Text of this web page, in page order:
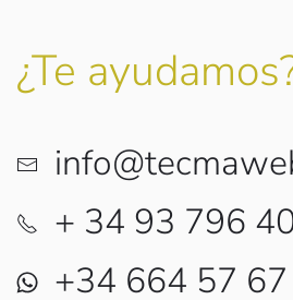
¿Te
+ 34 93 796
+34 664 57